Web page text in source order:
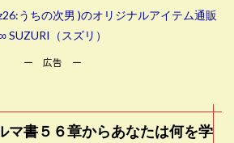
うちの次男 )のオリジナルアイテム通販
SUZURI（スズリ）
ー 広告 ー
マ書５６章からあなたは何を学